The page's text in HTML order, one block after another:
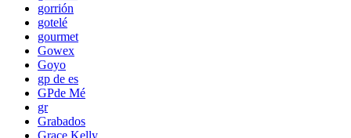
gorrión
gotelé
gourmet
Gowex
Goyo
gp de es
GPde Mé
gr
Grabados
Grace Kelly